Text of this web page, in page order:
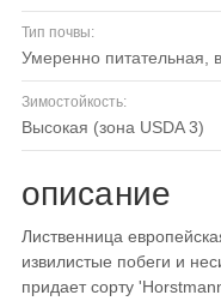
Тип почвы:
умеренно питательная,
Зимостойкость:
высокая (зона USDA 3)
описание
Лиственница
извилистые побеги и
придает сорту